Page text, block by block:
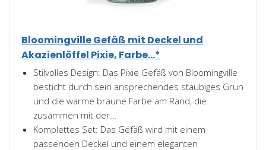
Bloomingville Gefäß mit Deckel und
Akazienlöffel Pixie, Farbe...*
Stilvolles Design: Das Pixie Gefäß von Bloomingville
besticht durch sein ansprechendes staubiges Grün
und die warme braune Farbe am Rand, die
zusammen mit der...
Komplettes Set: Das Gefäß wird mit einem
passenden Deckel und einem eleganten